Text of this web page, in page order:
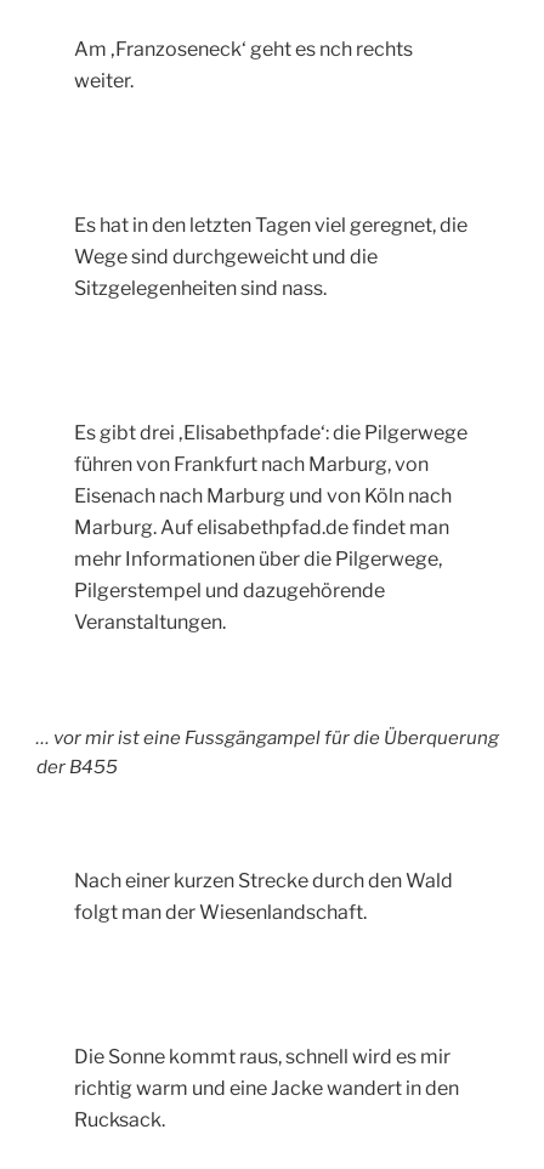
Am ‚Franzoseneck‘ geht es nch rechts
weiter.
Es hat in den letzten Tagen viel geregnet, die
Wege sind durchgeweicht und die
Sitzgelegenheiten sind nass.
Es gibt drei ‚Elisabethpfade‘: die Pilgerwege
führen von Frankfurt nach Marburg, von
Eisenach nach Marburg und von Köln nach
Marburg. Auf elisabethpfad.de findet man
mehr Informationen über die Pilgerwege,
Pilgerstempel und dazugehörende
Veranstaltungen.
… vor mir ist eine Fussgängampel für die Überquerung
der B455
Nach einer kurzen Strecke durch den Wald
folgt man der Wiesenlandschaft.
Die Sonne kommt raus, schnell wird es mir
richtig warm und eine Jacke wandert in den
Rucksack.